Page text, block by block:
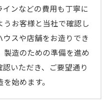
ンなどの費用も丁寧に
お客様と当社で確認し
スや店舗をお造りでき
製造のための準備を進め
いただき、ご要望通り
始めます。